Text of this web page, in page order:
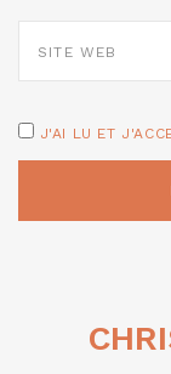
SITE
WEB
J'AI LU ET